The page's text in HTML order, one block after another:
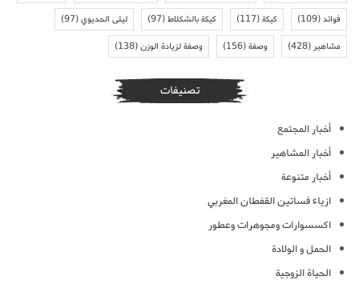
فوائد(109) كيكة(117) كيكة بالشكلاط(97) ليلى الحديوي(97)
مشاهير(428) وصفة(156) وصفة لزيادة الوزن(138)
تصنيفات
أخبار المجتمع
أخبار المشاهير
أخبار متنوعة
ازياء فساتين القفطان المغربي
اكسسوارات ومجوهرات وعطور
الحمل و الولادة
الحياة الزوجية